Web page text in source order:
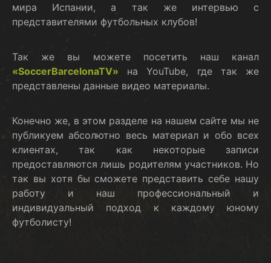
мира Испании, а так же интервью с
представителями футбольных клубов!
Так же вы можете посетить наш канал
«SoccerBarcelonaTV» на YouTube, где так же
представлены данные видео материалы.
Конечно же, в этом разделе на нашем сайте мы не
публикуем абсолютно весь материал и обо всех
клиентах, так как некоторые записи
предоставляются лишь родителям участников. Но
так вы хотя бы сможете представить себе нашу
работу и наш профессиональный и
индивидуальный подход к каждому юному
футболисту!